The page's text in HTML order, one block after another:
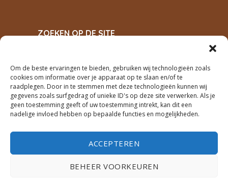
Om de beste ervaringen te bieden, gebruiken wij technologieën zoals
cookies om informatie over je apparaat op te slaan en/of te
raadplegen. Door in te stemmen met deze technologieën kunnen wij
gegevens zoals surfgedrag of unieke ID's op deze site verwerken. Als je
geen toestemming geeft of uw toestemming intrekt, kan dit een
nadelige invloed hebben op bepaalde functies en mogelijkheden.
ACCEPTEREN
BEHEER VOORKEUREN
ZOEKEN OP DE SITE
ZOEKEN
PRIVACY
cookiebeleid
privacyverklaring